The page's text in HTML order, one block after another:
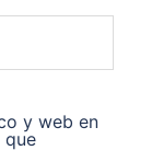
y web en
que